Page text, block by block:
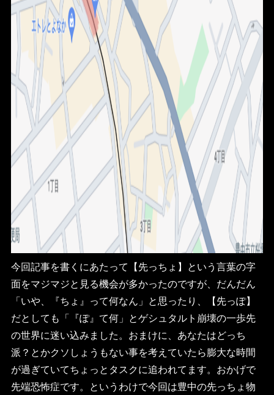
今回記事を書くにあたって【先っちょ】という言葉の字
面をマジマジと見る機会が多かったのですが、だんだん
「いや、『ちょ』って何なん」と思ったり、【先っぽ】
だとしても「『ぽ』て何」とゲシュタルト崩壊の一歩先
の世界に迷い込みました。おまけに、あなたはどっち
派？とかクソしょうもない事を考えていたら膨大な時間
が過ぎていてちょっとタスクに追われてます。おかげで
先端恐怖症です。というわけで今回は豊中の先っちょ物